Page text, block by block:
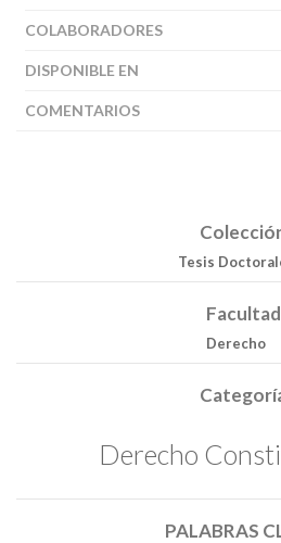
COLABORADORES
DISPONIBLE EN
COMENTARIOS
Tesis
Facultad
Derecho
Derecho
PALABRAS